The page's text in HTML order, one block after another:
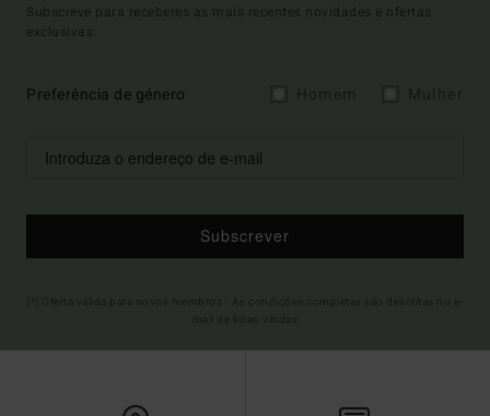
Subscreve para receberes as mais recentes novidades e ofertas
exclusivas.
Preferência de género
Subscrever